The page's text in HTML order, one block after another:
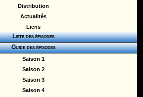
Distribution
Actualités
Liens
Liste des épisodes
Guide des épisodes
Saison 1
Saison 2
Saison 3
Saison 4